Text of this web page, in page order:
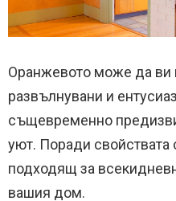
Оранжевото може да ви
развълнувани и
същевременно
уют. Поради свойствата
подходящ за
вашия дом.